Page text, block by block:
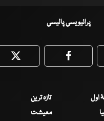
پرائیویسی پالیسی
Twitter Facebook
اول تازہ ترین
معیشت